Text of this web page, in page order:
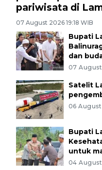
pariwisata di
07 August 2026 19:18 WIB
Bupati
dan
07 August
Satelit
06
Bupati
untuk
04 August